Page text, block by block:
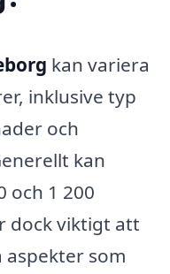
kan variera
inklusive typ
och
kan
och 1 200
dock viktigt att
som